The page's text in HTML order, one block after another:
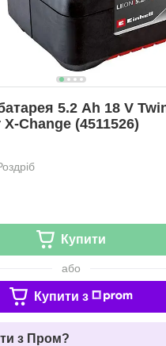
5.2 Ah 18 V
Change (4511526)
Купити
або
Купити з
з Пром?